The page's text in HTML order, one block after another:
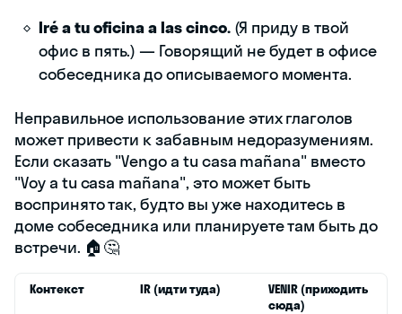
Iré a tu oficina a las cinco.(Я приду в твой
офис в пять.) — Говорящий не будет в офисе
собеседника до описываемого момента.
Неправильное использование этих глаголов
может привести к забавным недоразумениям.
Если сказать "Vengo a tu casa mañana" вместо
"Voy a tu casa mañana", это может быть
воспринято так, будто вы уже находитесь в
доме собеседника или планируете там быть до
встречи. 🏠🤔
Контекст IR (идти туда)
VENIR (приходить
сюда)